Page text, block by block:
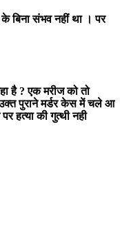
बिना संभव नहीं था । पर
है ? एक मरीज को तो
उक्त पुराने मर्डर केस में चले आ
हत्या की गुत्थी नही